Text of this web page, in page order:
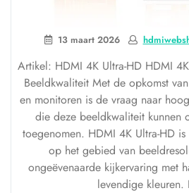
13 maart 2026
Artikel: HDMI 4K Ultra-HD HDMI
Beeldkwaliteit Met de opkomst
en monitoren is de vraag naar
die deze beeldkwaliteit kunnen
toegenomen. HDMI 4K Ultra-HD
op het gebied van
ongeëvenaarde kijkervaring met
levendige